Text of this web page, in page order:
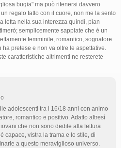
bugia" ma può ritenersi davvero
regalo fatto con il cuore, non me la sento
letta nella sua interezza quindi, pian
semplicemente sappiate che è un
femminile, romantico, sognatore
pretese e non va oltre le aspettative.
caratteristiche altrimenti ne resterete
adolescenti tra i 16/18 anni con animo
romantico e positivo. Adatto altresì
che non sono dedite alla lettura
capace, vistra la trama e lo stile, di
a questo meraviglioso universo.